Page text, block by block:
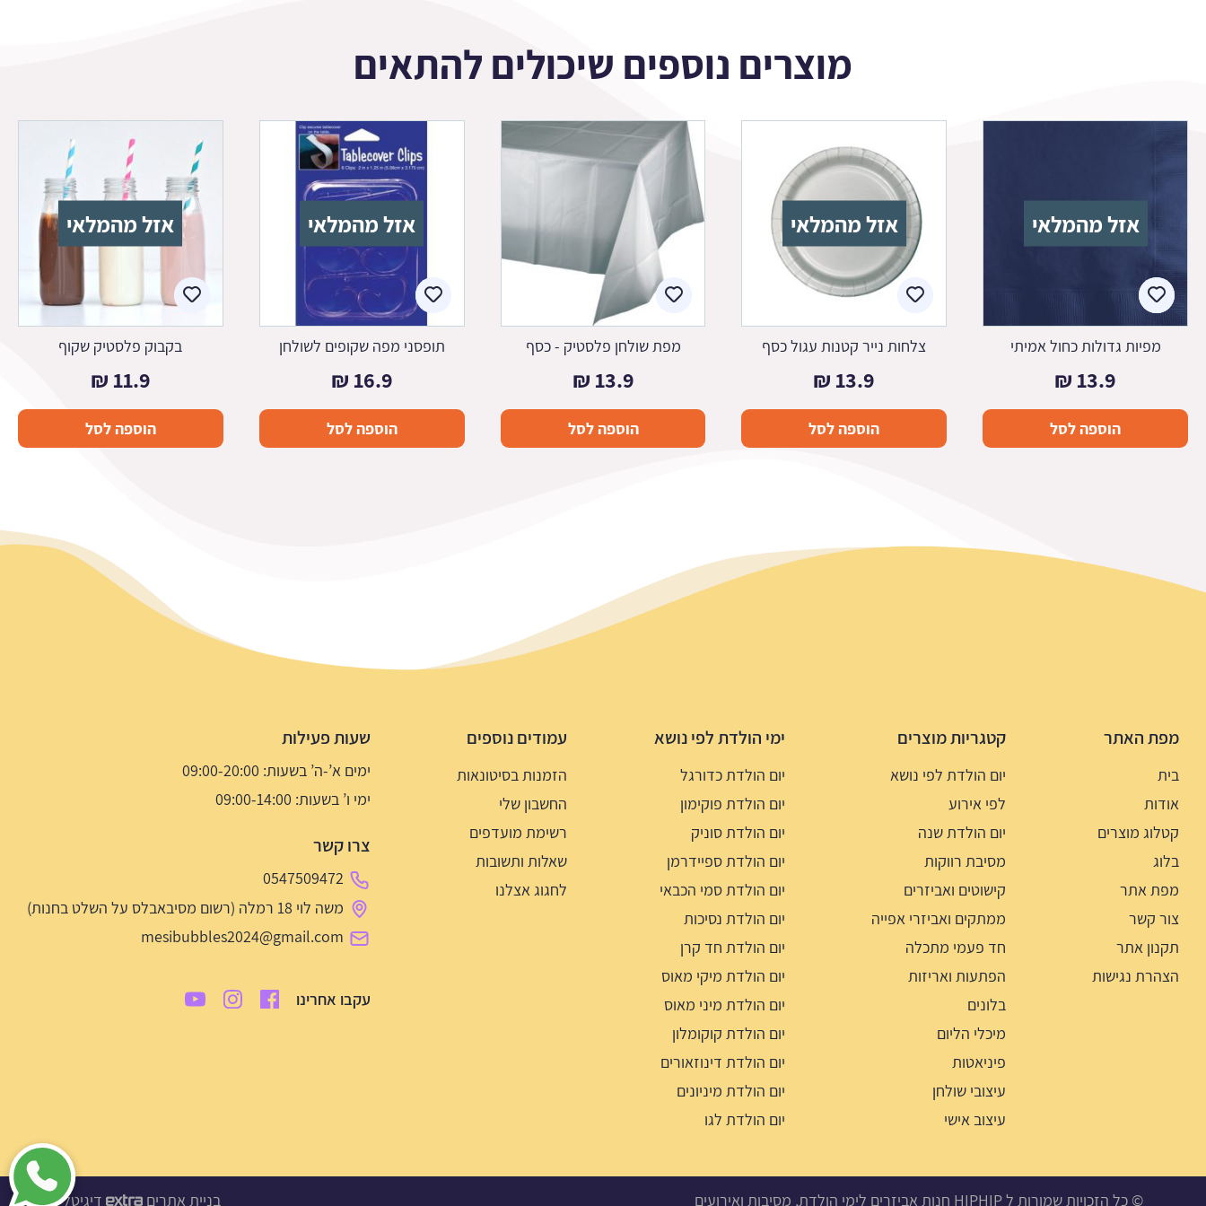
מוצרים נוספים שיכולים להתאים
אזל מהמלאי
מפיות גדולות כחול אמיתי
13.9
₪
הוספה לסל
אזל מהמלאי
צלחות נייר קטנות עגול כסף
13.9
₪
הוספה לסל
מפת שולחן פלסטיק - כסף
13.9
₪
הוספה לסל
אזל מהמלאי
תופסני מפה שקופים לשולחן
16.9
₪
הוספה לסל
אזל מהמלאי
בקבוק פלסטיק שקוף
11.9
₪
הוספה לסל
מפת האתר
בית
אודות
קטלוג מוצרים
בלוג
מפת אתר
צור קשר
תקנון אתר
הצהרת נגישות
קטגריות מוצרים
יום הולדת לפי נושא
לפי אירוע
יום הולדת שנה
מסיבת רווקות
קישוטים ואביזרים
ממתקים ואביזרי אפייה
חד פעמי מתכלה
הפתעות ואריזות
בלונים
מיכלי הליום
פיניאטות
עיצובי שולחן
עיצוב אישי
ימי הולדת לפי נושא
יום הולדת כדורגל
יום הולדת פוקימון
יום הולדת סוניק
יום הולדת ספיידרמן
יום הולדת סמי הכבאי
יום הולדת נסיכות
יום הולדת חד קרן
יום הולדת מיקי מאוס
יום הולדת מיני מאוס
יום הולדת קוקומלון
יום הולדת דינוזאורים
יום הולדת מיניונים
יום הולדת לגו
עמודים נוספים
הזמנות בסיטונאות
החשבון שלי
רשימת מועדפים
שאלות ותשובות
לחגוג אצלנו
שעות פעילות
ימים א’-ה’ בשעות: 09:00-20:00
ימי ו’ בשעות: 09:00-14:00
צרו קשר
0547509472
משה לוי 18 רמלה (רשום מסיבאבלס על השלט בחנות)
mesibubbles2024@gmail.com
עקבו אחרינו
© כל הזכויות שמורות ל HIPHIP חנות אביזרים לימי הולדת, מסיבות ואירועים בניית אתרים דיגיטל